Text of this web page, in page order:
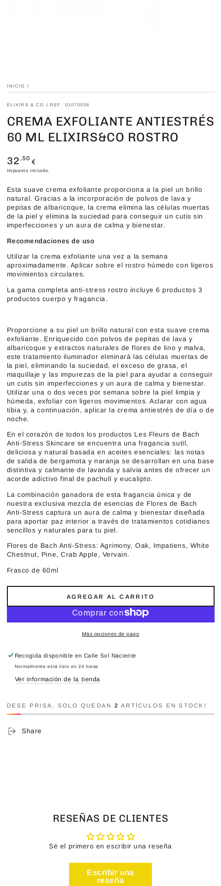
INICIO /
ELIXIRS & CO | REF: 01070038
CREMA EXFOLIANTE ANTIESTRÉS
60 ML ELIXIRS&CO ROSTRO
Precio
regular
32 ,50 €
Impuesto incluido.
Esta suave crema exfoliante proporciona a la piel un brillo
natural. Gracias a la incorporación de polvos de lava y
pepitas de albaricoque, la crema elimina las células muertas
de la piel y elimina la suciedad para conseguir un cutis sin
imperfecciones y un aura de calma y bienestar.
Recomendaciones de uso
Utilizar la crema exfoliante una vez a la semana
aproximadamente. Aplicar sobre el rostro húmedo con ligeros
movimientos circulares.
La gama completa anti-stress rostro incluye 6 productos 3
productos cuerpo y fragancia.
Proporcione a su piel un brillo natural con esta suave crema
exfoliante. Enriquecido con polvos de pepitas de lava y
albaricoque y extractos naturales de flores de lino y malva,
este tratamiento iluminador eliminará las células muertas de
la piel, eliminando la suciedad, el exceso de grasa, el
maquillaje y las impurezas de la piel para ayudar a conseguir
un cutis sin imperfecciones y un aura de calma y bienestar.
Utilizar una o dos veces por semana sobre la piel limpia y
húmeda, exfoliar con ligeros movimientos. Aclarar con agua
tibia y, a continuación, aplicar la crema antiestrés de día o de
noche.
En el corazón de todos los productos Les Fleurs de Bach
Anti-Stress Skincare se encuentra una fragancia sutil,
deliciosa y natural basada en aceites esenciales: las notas
de salida de bergamota y naranja se desarrollan en una base
distintiva y calmante de lavanda y salvia antes de ofrecer un
acorde adictivo final de pachulí y eucalipto.
La combinación ganadora de esta fragancia única y de
nuestra exclusiva mezcla de esencias de Flores de Bach
Anti-Stress captura un aura de calma y bienestar diseñada
para aportar paz interior a través de tratamientos cotidianos
sencillos y naturales para tu piel.
Flores de Bach Anti-Stress: Agrimony, Oak, Impatiens, White
Chestnut, Pine, Crab Apple, Vervain.
Frasco de 60ml
AGREGAR AL CARRITO
Más opciones de pago
Recogida disponible en Calle Sol Naciente
Normalmente está listo en 24 horas
Ver información de la tienda
DESE PRISA, SOLO QUEDAN 2 ARTÍCULOS EN STOCK!
Share
RESEÑAS DE CLIENTES
Sé el primero en escribir una reseña
Escribir una
reseña